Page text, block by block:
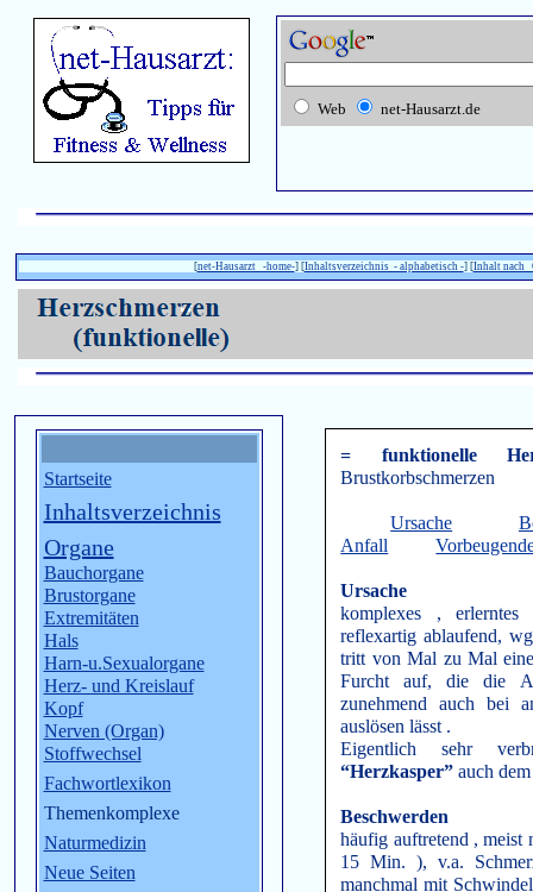
Web net-Hausarzt.de
[net-Hausarzt -home-] [Inhaltsverzeichnis - alphabetisch -] [Inhalt nach
Startseite
Inhaltsverzeichnis
Organe
Bauchorgane
Brustorgane
Extremitäten
Hals
Harn-u.Sexualorgane
Herz- und Kreislauf
Kopf
Nerven (Organ)
Stoffwechsel
Fachwortlexikon
Themenkomplexe
Naturmedizin
Neue Seiten
= funktionelle
Brustkorbschmerzen
Ursache
Anfall
Ursache
komplexes , erlerntes
reflexartig ablaufend,
tritt von Mal zu Mal
Furcht auf, die die
zunehmend auch bei
auslösen lässt .
Eigentlich sehr
“Herzkasper” auch
Beschwerden
häufig auftretend , meist
15 Min. ), v.a.
manchmal mit